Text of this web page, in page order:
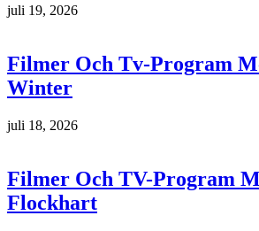
juli 19, 2026
Filmer Och Tv-Program
Winter
juli 18, 2026
Filmer Och TV-Program
Flockhart